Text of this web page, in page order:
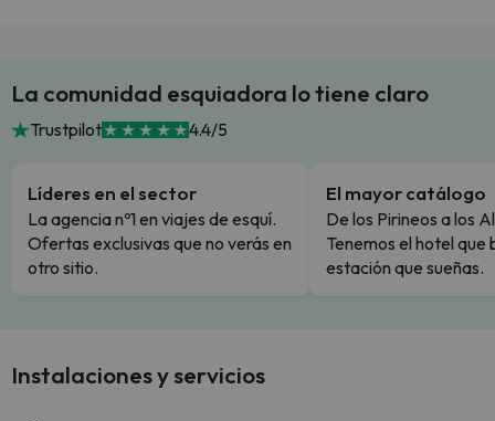
La comunidad esquiadora lo tiene claro
Trustpilot 4.4/5
Líderes en el sector
La agencia nº1 en viajes de esquí.
Ofertas exclusivas que no verás en
otro sitio.
El mayor catálogo
De los Pirineos a los
Tenemos el hotel que
estación que sueñas.
Instalaciones y servicios